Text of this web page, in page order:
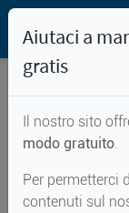
Mel
Aiutaci a
gratis
Il nostro sito
modo gratuito.
Per permetterci
contenuti sul